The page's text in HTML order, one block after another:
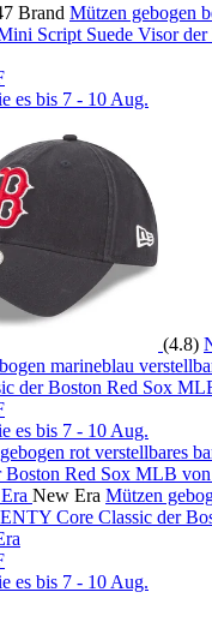
Brand Mützen gebogen
Script Suede Visor
es bis 7 - 10 Aug.
(4.8)
marineblau
der Boston Red Sox
es bis 7 - 10 Aug.
New Era Mützen
Core Classic der
es bis 7 - 10 Aug.